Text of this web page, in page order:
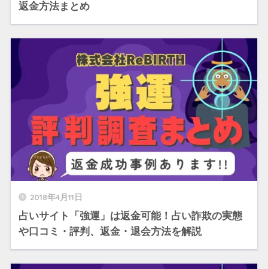
返金方法まとめ
2018年4月11日
占いサイト「強運」は返金可能！占い詐欺の実態
や口コミ・評判、返金・退会方法を解説